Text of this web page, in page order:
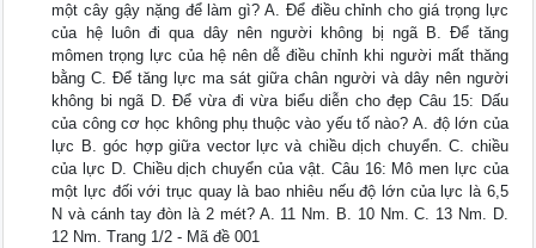
một cây gậy nặng để làm gì? A. Để điều chỉnh cho giá trọng lực
của hệ luôn đi qua dây nên người không bị ngã B. Để tăng
mômen trọng lực của hệ nên dễ điều chỉnh khi người mất thăng
bằng C. Để tăng lực ma sát giữa chân người và dây nên người
không bi ngã D. Để vừa đi vừa biểu diễn cho đẹp Câu 15: Dấu
của công cơ học không phụ thuộc vào yếu tố nào? A. độ lớn của
lực B. góc hợp giữa vector lực và chiều dịch chuyển. C. chiều
của lực D. Chiều dịch chuyển của vật. Câu 16: Mô men lực của
một lực đối với trục quay là bao nhiêu nếu độ lớn của lực là 6,5
N và cánh tay đòn là 2 mét? A. 11 Nm. B. 10 Nm. C. 13 Nm. D.
12 Nm. Trang 1/2 - Mã đề 001